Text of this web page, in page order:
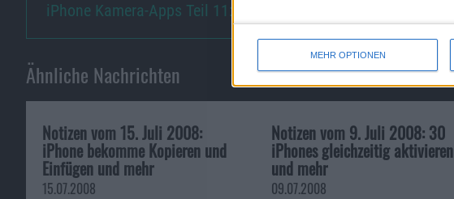
MEHR OPTIONEN
iPhone Kamera-Apps Teil 11: Go…
Ähnliche Nachrichten
Notizen vom 15. Juli 2008:
iPhone bekomme Kopieren und
Einfügen und mehr
15.07.2008
Notizen vom 9. Juli 2008: 30
iPhones gleichzeitig aktivieren
und mehr
09.07.2008